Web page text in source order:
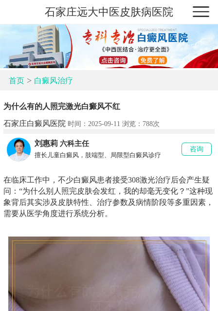
石家庄远大中医皮肤病医院
首页> 白癜风治疗
为什么有的人照完激光白癜风不红
石家庄白癜风医院 时间：2025-09-11 浏览： 788次
刘惠莉 六科主任
擅长儿童白癜风，肢端型、局限型白癜风诊疗
咨询
在临床工作中，不少白癜风患者接受308激光治疗后会产生疑
问：“为什么别人照完皮肤会发红，我的却毫无变化？”这种现
象背后其实涉及皮肤特性、治疗参数及病情阶段等多重因素，
需要从医学角度进行系统分析。